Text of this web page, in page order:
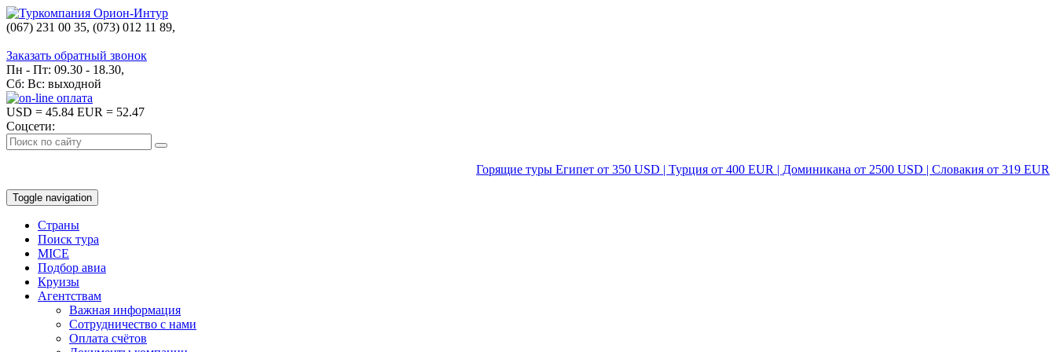
(067) 231 00 35, (073) 012 11 89,
Заказать обратный звонок
Пн - Пт: 09.30 - 18.30,
Сб: Вс: выходной
USD = 45.84 EUR = 52.47
Соцсети:
Горящие туры Египет от 350 USD | Турция от 400 EUR | Доминикана от 2500 USD | Словакия от 319 EUR
Toggle navigation
Страны
Поиск тура
MICE
Подбор авиа
Круизы
Агентствам
Важная информация
Сотрудничество с нами
Оплата счётов